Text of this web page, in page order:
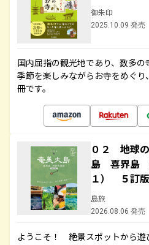
御朱印
2025.10.09 発売
国内屈指の観光地であり、数多の
季節を楽しみながらお寺をめぐ
冊です。
０２ 地球
島 喜界島
１） ５訂版
島旅
2026.08.06 発売
ようこそ！ 絶景スポットから遊